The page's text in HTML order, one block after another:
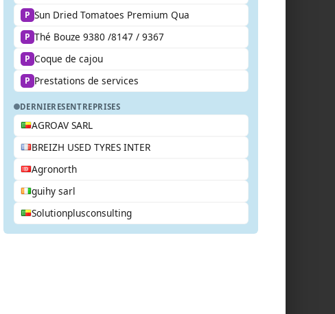
P Sun Dried Tomatoes Premium Qua
P Thé Bouze 9380 /8147 / 9367
P Coque de cajou
P Prestations de services
DERNIERESENTREPRISES
AGROAV SARL
BREIZH USED TYRES INTER
Agronorth
guihy sarl
Solutionplusconsulting